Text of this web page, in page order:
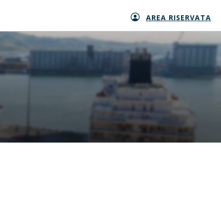
AREA RISERVATA